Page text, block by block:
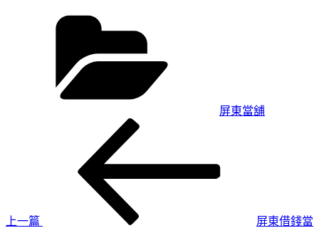
屏東當舖
上一篇
屏東借錢當